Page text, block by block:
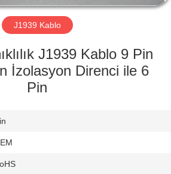
J1939 Kablo
J1939 Kablo 9 Pin
İzolasyon Direnci ile 6
Pin